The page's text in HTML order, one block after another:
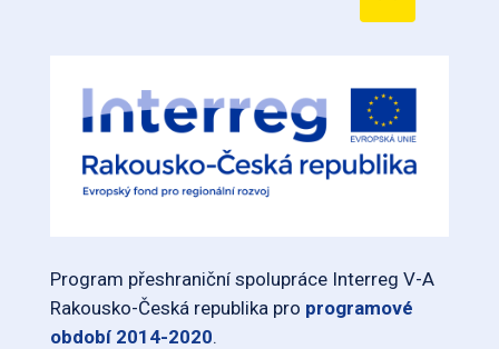
Program přeshraniční spolupráce Interreg V-A
Rakousko-Česká republika pro programové
období 2014-2020.